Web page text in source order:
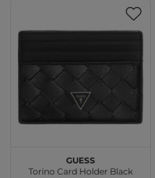
GUESS
Torino Card Holder Black